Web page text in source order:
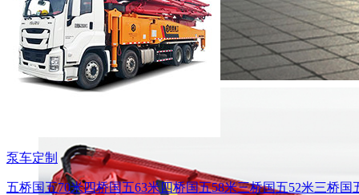
泵车定制
五桥国五70米四桥国五63米四桥国五58米三桥国五52米三桥国